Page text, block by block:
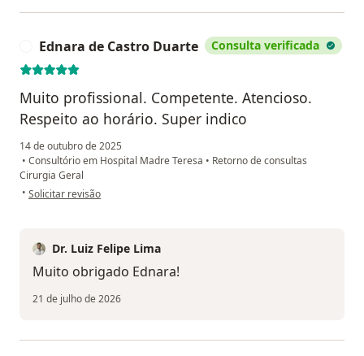
Ednara de Castro Duarte Consulta verificada
Muito profissional. Competente. Atencioso.
Respeito ao horário. Super indico
14 de outubro de 2025
• Consultório em Hospital Madre Teresa • Retorno de consultas
Cirurgia Geral
• na opinião do utilizador Ednara de Castro Duarte
Solicitar revisão
Dr. Luiz Felipe Lima
Muito obrigado Ednara!
21 de julho de 2026